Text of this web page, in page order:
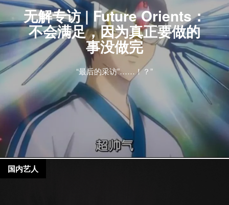
无解专访 | Future Orients：
不会满足，因为真正要做的
事没做完
“最后的采访”……！？”
国内艺人